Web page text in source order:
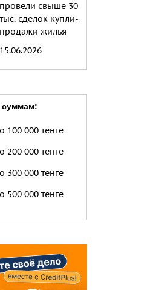
провели свыше 30
тыс. сделок купли-
продажи жилья
15.06.2026
суммам:
100 000 тенге
200 000 тенге
300 000 тенге
500 000 тенге